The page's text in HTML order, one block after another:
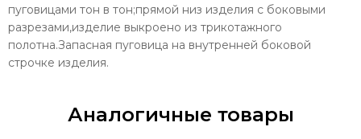
пуговицами тон в тон;прямой низ изделия с боковыми
разрезами,изделие выкроено из трикотажного
полотна.Запасная пуговица на внутренней боковой
строчке изделия.
Аналогичные товары